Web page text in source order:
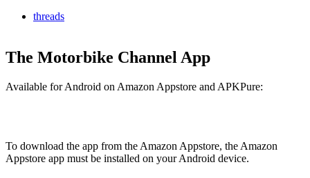
threads
The Motorbike Channel App
Available for Android on Amazon Appstore and APKPure:
To download the app from the Amazon Appstore, the Amazon
Appstore app must be installed on your Android device.